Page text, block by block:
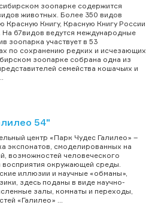
зоопарке содержится
животных. Более 350 видов
Красную Книгу, Красную Книгу России
67видов ведутся международные
зоопарка участвует в 53
по сохранению редких и исчезающих
зоопарке собрана одна из
семейства кошачьих и
54"
центр «Парк Чудес Галилео» –
экспонатов, смоделированных на
возможностей человеческого
восприятия окружающей среды.
иллюзии и научные «обманы»,
здесь поданы в виде научно-
залы, комнаты и переходы,
«Галилео» ...